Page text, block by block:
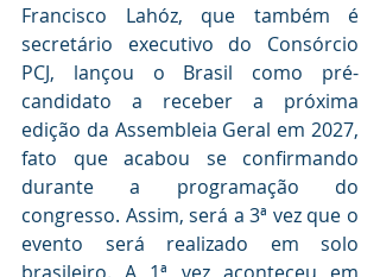
Francisco Lahóz, que também é
secretário executivo do Consórcio
PCJ, lançou o Brasil como pré-
candidato a receber a próxima
edição da Assembleia Geral em 2027,
fato que acabou se confirmando
durante a programação do
congresso. Assim, será a 3ª vez que o
evento será realizado em solo